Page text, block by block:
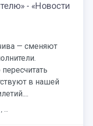
- «Новости
— сменяют
в нашей
, Тэги Концерт Аркадий